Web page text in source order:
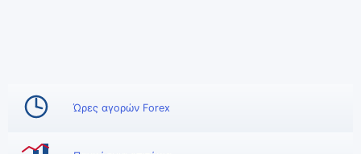
Ώρες αγορών Forex